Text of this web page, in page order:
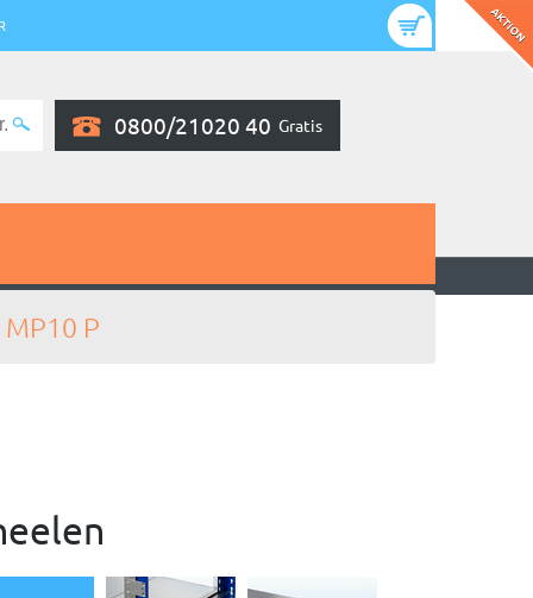
0800/21020 40 Gratis
MP10 P